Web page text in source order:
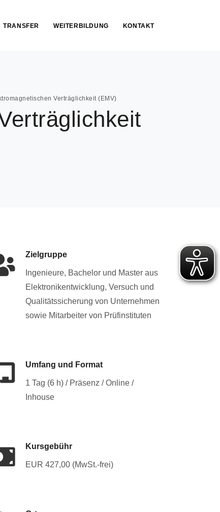
TRANSFER WEITERBILDUNG KONTAKT
Verträglichkeit (EMV)
Zielgruppe
Ingenieure, Bachelor und Master aus
Elektronikentwicklung, Versuch und
Qualitätssicherung von Unternehmen
sowie Mitarbeiter von Prüfinstituten
Umfang und Format
1 Tag (6 h) / Präsenz / Online /
Inhouse
Kursgebühr
EUR 427,00 (MwSt.-frei)